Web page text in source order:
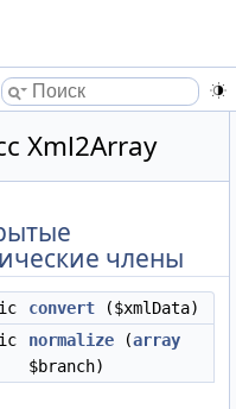
Xml2Array
члены
convert ($xmlData)
normalize (array
$branch)